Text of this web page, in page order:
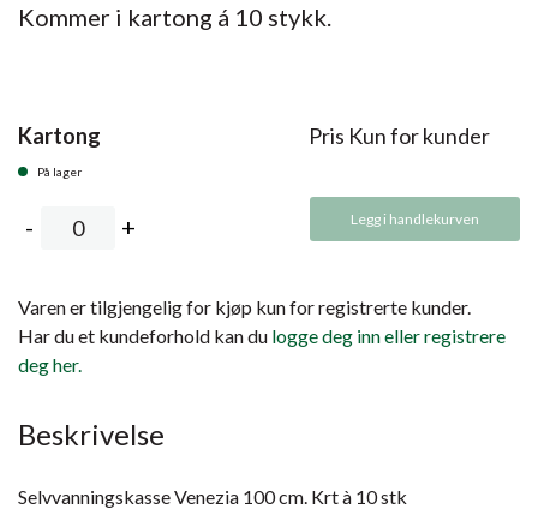
Kommer i kartong á 10 stykk.
Kartong
På lager
Pris Kun for kunder
Legg i handlekurven
Varen er tilgjengelig for kjøp kun for registrerte kunder.
Har du et kundeforhold kan du logge deg inn eller registrere
deg her.
Beskrivelse
Selvvanningskasse Venezia 100 cm. Krt à 10 stk